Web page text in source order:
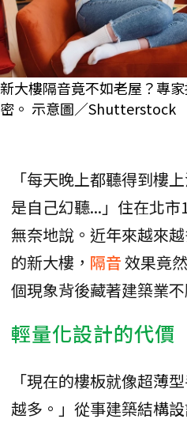
新大樓隔音竟不如老屋？專
密。 示意圖／Shutterstock
「每天晚上都聽得到樓
是自己幻聽...」住在北
無奈地說。近年來越來
的新大樓， 隔音效果竟
個現象背後藏著建築業
輕量化設計的代價
「現在的樓板就像超薄
越多。」從事建築結構